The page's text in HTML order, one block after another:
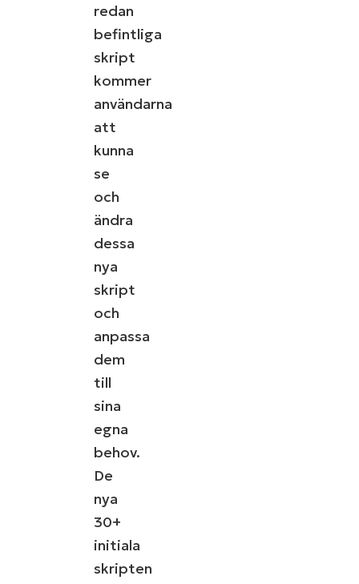
redan
befintliga
skript
kommer
användarna
att
kunna
se
och
ändra
dessa
nya
skript
och
anpassa
dem
till
sina
egna
behov.
De
nya
30+
initiala
skripten